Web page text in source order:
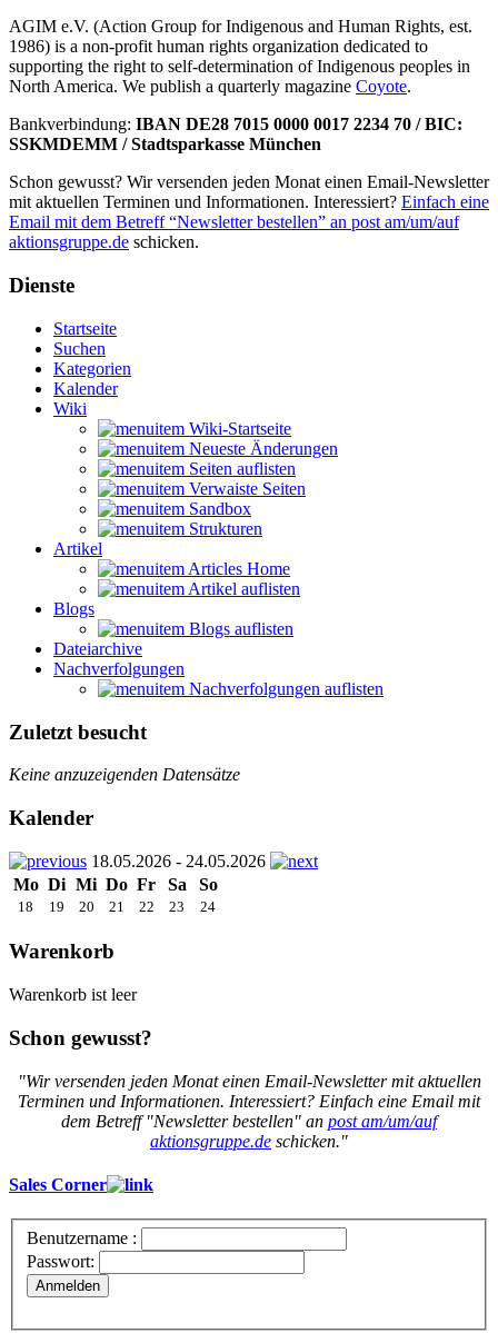
AGIM e.V. (Action Group for Indigenous and Human Rights, est.
1986) is a non-profit human rights organization dedicated to
supporting the right to self-determination of Indigenous peoples in
North America. We publish a quarterly magazine Coyote.
Bankverbindung: IBAN DE28 7015 0000 0017 2234 70 / BIC:
SSKMDEMM / Stadtsparkasse München
Schon gewusst? Wir versenden jeden Monat einen Email-Newsletter
mit aktuellen Terminen und Informationen. Interessiert? Einfach eine
Email mit dem Betreff “Newsletter bestellen” an post am/um/auf
aktionsgruppe.de schicken.
Dienste
Startseite
Suchen
Kategorien
Kalender
Wiki
Wiki-Startseite
Neueste Änderungen
Seiten auflisten
Verwaiste Seiten
Sandbox
Strukturen
Artikel
Articles Home
Artikel auflisten
Blogs
Blogs auflisten
Dateiarchive
Nachverfolgungen
Nachverfolgungen auflisten
Zuletzt besucht
Keine anzuzeigenden Datensätze
Kalender
18.05.2026 - 24.05.2026
Mo Di Mi Do Fr Sa So
18 19 20 21 22 23 24
Warenkorb
Warenkorb ist leer
Schon gewusst?
"Wir versenden jeden Monat einen Email-Newsletter mit aktuellen
Terminen und Informationen. Interessiert? Einfach eine Email mit
dem Betreff "Newsletter bestellen" an post am/um/auf
aktionsgruppe.de schicken."
Sales Corner
Benutzername :
Passwort:
Anmelden